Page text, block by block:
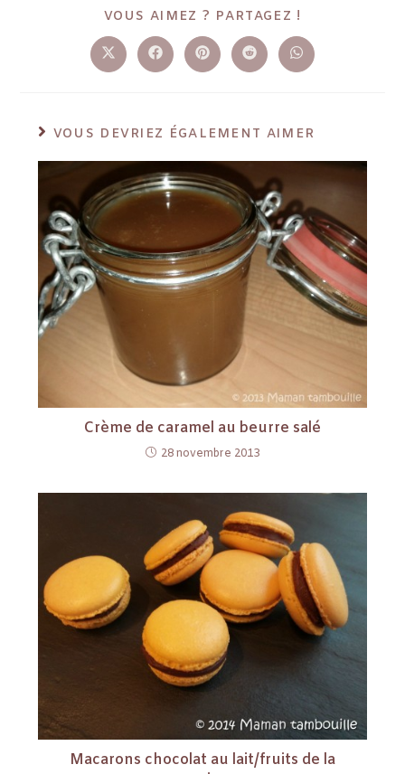
VOUS AIMEZ ? PARTAGEZ !
VOUS DEVRIEZ ÉGALEMENT AIMER
Crème de caramel au beurre salé
28 novembre 2013
Macarons chocolat au lait/fruits de la